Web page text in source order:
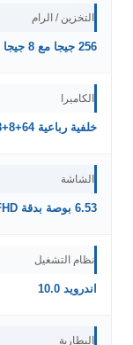
التخزين / الرام
256 جيجا مع 8 جيجا رام
الكاميرا
خلفية رباعية 64+8+8+2 م.ب. / امامية 32 م.ب.
الشاشة
6.53 بوصة بدقة FHD+ بها ثقب صغير
نظام التشغيل
اندرويد 10.0
البطارية